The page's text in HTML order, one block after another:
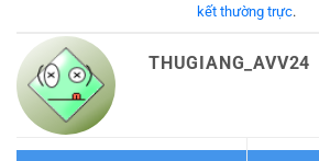
kết thường trực.
THUGIANG_AVV24